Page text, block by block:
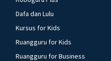
Dafa dan Lulu
Kursus for Kids
Ruangguru for Kids
Ruangguru for Business